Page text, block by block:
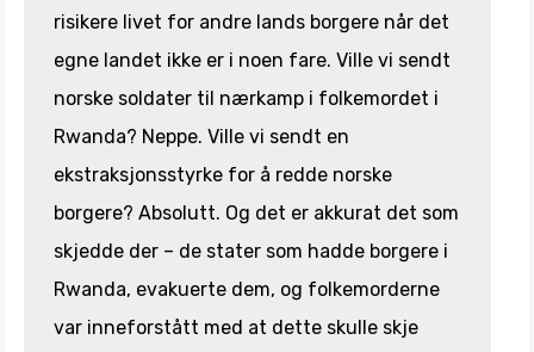
risikere livet for andre lands borgere når det
egne landet ikke er i noen fare. Ville vi sendt
norske soldater til nærkamp i folkemordet i
Rwanda? Neppe. Ville vi sendt en
ekstraksjonsstyrke for å redde norske
borgere? Absolutt. Og det er akkurat det som
skjedde der – de stater som hadde borgere i
Rwanda, evakuerte dem, og folkemorderne
var inneforstått med at dette skulle skje